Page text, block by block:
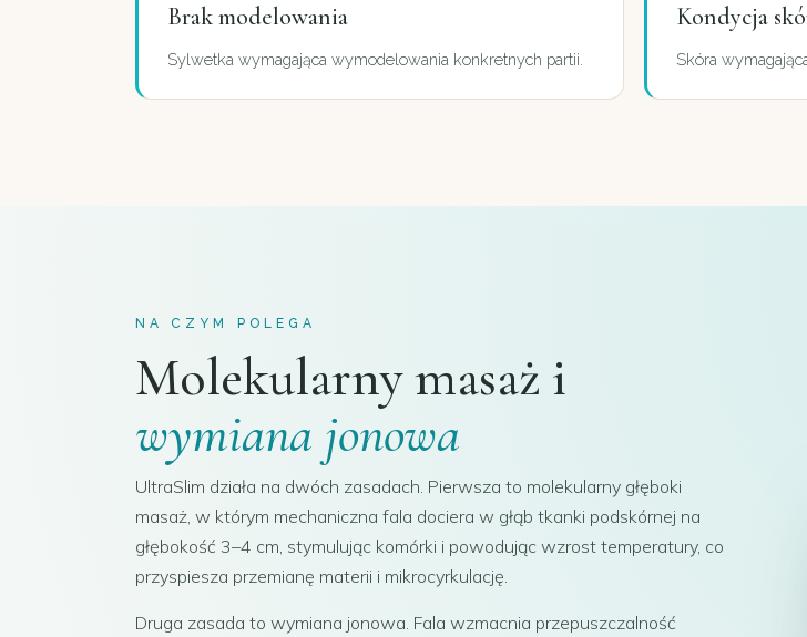
Brak modelowania
Sylwetka wymagająca wymodelowania konkretnych partii.
Kondycja
Skóra
NA CZYM POLEGA
Molekularny masaż i
wymiana jonowa
UltraSlim działa na dwóch zasadach. Pierwsza to molekularny głęboki
masaż, w którym mechaniczna fala dociera w głąb tkanki podskórnej na
głębokość 3–4 cm, stymulując komórki i powodując wzrost temperatury, co
przyspiesza przemianę materii i mikrocyrkulację.
Druga zasada to wymiana jonowa. Fala wzmacnia przepuszczalność